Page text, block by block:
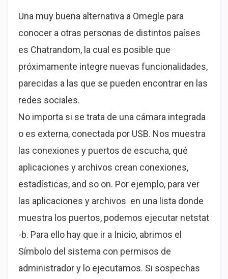
Una muy buena alternativa a Omegle para
conocer a otras personas de distintos países
es Chatrandom, la cual es posible que
próximamente integre nuevas funcionalidades,
parecidas a las que se pueden encontrar en las
redes sociales.
No importa si se trata de una cámara integrada
o es externa, conectada por USB. Nos muestra
las conexiones y puertos de escucha, qué
aplicaciones y archivos crean conexiones,
estadísticas, and so on. Por ejemplo, para ver
las aplicaciones y archivos en una lista donde
muestra los puertos, podemos ejecutar netstat
-b. Para ello hay que ir a Inicio, abrimos el
Símbolo del sistema con permisos de
administrador y lo ejecutamos. Si sospechas